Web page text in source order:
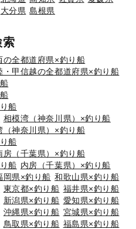
大分県 島根県
索
の全都道府県×釣り船
・甲信越の全都道府県×釣り船
船
相模湾（神奈川県）×釣り船
（神奈川県）×釣り船
船
房（千葉県）×釣り船
船 内房（千葉県）×釣り船
岡県×釣り船 和歌山県×釣り船
東京都×釣り船 福井県×釣り船
新潟県×釣り船 愛知県×釣り船
沖縄県×釣り船 宮城県×釣り船
鳥取県×釣り船 福島県×釣り船